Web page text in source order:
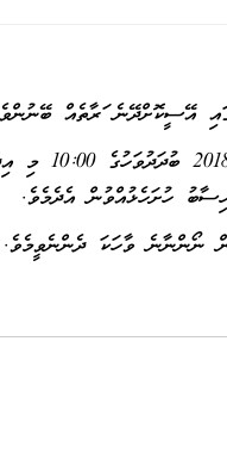
ވީމާ، މި މަސައްކަތް
ވާހަކަ ދެންނެވީމެވެ.